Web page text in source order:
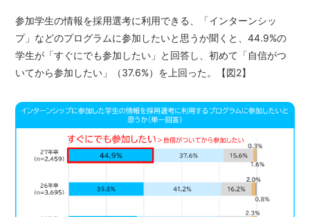
参加学生の情報を採用選考に利用できる、「インターンシッ
プ」などのプログラムに参加したいと思うか聞くと、44.9%の
学生が「すぐにでも参加したい」と回答し、初めて「自信がつ
いてから参加したい」（37.6%）を上回った。【図2】